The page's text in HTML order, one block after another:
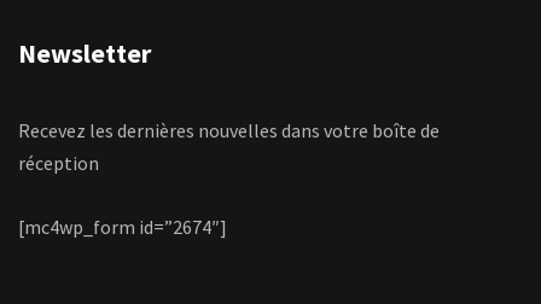
Newsletter
Recevez les dernières nouvelles dans votre boîte de
réception
[mc4wp_form id=”2674″]